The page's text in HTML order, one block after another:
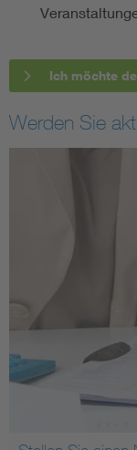
Ich möchte
Werden Sie